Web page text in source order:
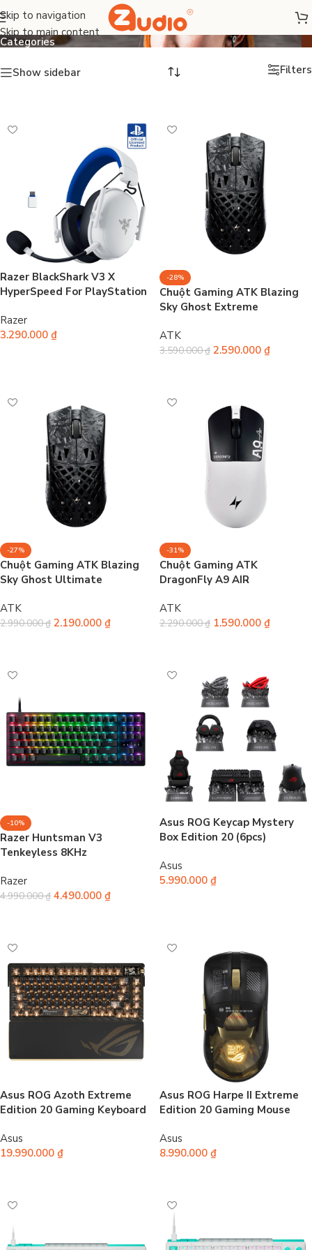
Skip to navigation
Skip to main contentGear
Categories
Show sidebar Filters
Razer BlackShark V3 X
HyperSpeed For PlayStation
Razer
3.290.000 ₫
-28%
Chuột Gaming ATK Blazing
Sky Ghost Extreme
ATK
3.590.000₫ 2.590.000 ₫
-27%
Chuột Gaming ATK Blazing
Sky Ghost Ultimate
ATK
2.990.000₫ 2.190.000 ₫
-31%
Chuột Gaming ATK
DragonFly A9 AIR
ATK
2.290.000₫ 1.590.000 ₫
-10%
Razer Huntsman V3
Tenkeyless 8KHz
Razer
4.990.000₫ 4.490.000 ₫
Asus ROG Keycap Mystery
Box Edition 20 (6pcs)
Asus
5.990.000 ₫
Asus ROG Azoth Extreme
Edition 20 Gaming Keyboard
Asus
19.990.000 ₫
Asus ROG Harpe II Extreme
Edition 20 Gaming Mouse
Asus
8.990.000 ₫